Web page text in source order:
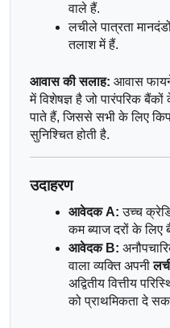
वाले हैं.
लचीले पात्रता
तलाश में हैं.
आवास की सलाह: आवास
में विशेषज्ञ है जो पारंपरिक
पाते हैं, जिससे सभी के लिए
सुनिश्चित होती है.
उदाहरण
आवेदक A: उच्च
कम ब्याज दरों के
आवेदक B:
वाला व्यक्ति अपनी
अद्वितीय वित्तीय
को प्राथमिकता दे